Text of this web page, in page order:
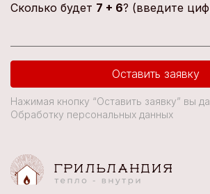
Сколько будет 7 + 6? (введите
Оставить заявку
Нажимая кнопку “Оставить заявку” вы
Обработку персональных данных